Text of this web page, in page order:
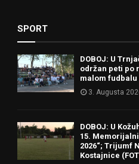
SPORT
DOBOJ: U
održan peti po
malom fudbalu
3. Augusta
DOBOJ: U
15.
2026“; Trijumf
Kostajnice